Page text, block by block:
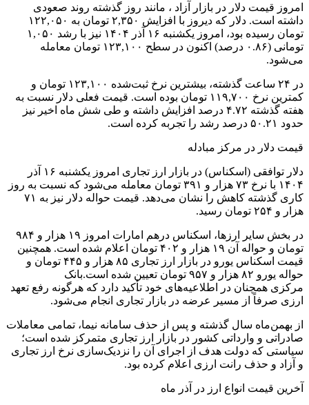
امروز قیمت دلار در بازار آزاد ، مانند روز گذشته روند صعودی
داشته است. دلار که دیروز با افزایش ۲,۳۵۰ تومان به ۱۲۲,۰۵۰
تومان رسیده بود، امروز یکشنبه ۱۶ آذر ۱۴۰۴ نیز با رشد ۱,۰۵۰
تومانی (۰.۸۶ درصد) اکنون در سطح ۱۲۳,۱۰۰ تومان معامله
می‌شود.
در ۲۴ ساعت گذشته، بیشترین نرخ ثبت‌شده ۱۲۳,۱۰۰ تومان و
کمترین نرخ ۱۱۹,۷۰۰ تومان بوده است. قیمت فعلی دلار نسبت به
هفته گذشته ۴.۷۲ درصد افزایش داشته و طی شش ماه اخیر نیز
حدود ۵۰.۲۱ درصد رشد را تجربه کرده است.
قیمت دلار در مرکز مبادله
دلار توافقی (اسکناس) در بازار ارز تجاری امروز یکشنبه ۱۶ آذر
۱۴۰۴ با نرخ ۷۳ هزار و ۳۹۱ تومان معامله می‌شود که نسبت به روز
کاری گذشته کاهش را نشان می‌دهد. قیمت حواله دلار نیز به ۷۱
هزار و ۲۵۴ تومان رسید.
در بخش سایر ارزها، اسکناس درهم امارات امروز ۱۹ هزار و ۹۸۴
تومان و حواله آن ۱۹ هزار و ۴۰۲ تومان اعلام شده است. همچنین
قیمت اسکناس یورو در بازار ارز تجاری ۸۵ هزار و ۴۴۵ تومان و
حواله یورو ۸۲ هزار و ۹۵۷ تومان تعیین شده است.بانک
مرکزی همچنان در اطلاعیه‌های خود تأکید دارد که هرگونه رفع تعهد
ارزی صرفاً از مسیر عرضه در بازار تجاری انجام می‌شود.
از بهمن‌ماه سال گذشته و پس از حذف سامانه نیما، تمامی معاملات
صادراتی و وارداتی کشور در بازار ارز تجاری متمرکز شده است؛
سیاستی که دولت هدف از اجرای آن را نزدیک‌سازی نرخ ارز تجاری
و آزاد و حذف رانت ارزی اعلام کرده بود.
آخرین قیمت انواع ارز در آذر ماه